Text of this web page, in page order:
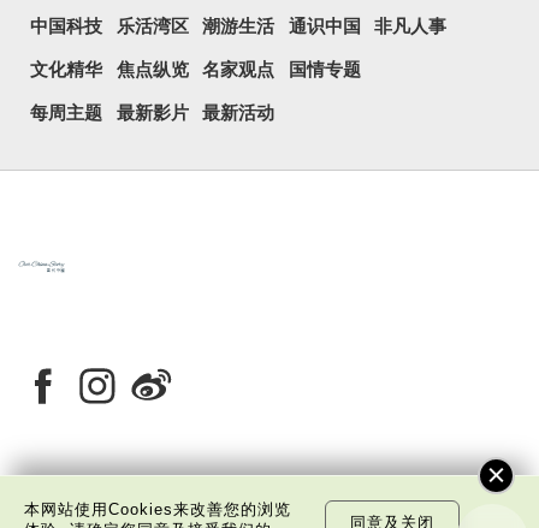
中国科技 乐活湾区 潮游生活 通识中国 非凡人事
文化精华 焦点纵览 名家观点 国情专题
每周主题 最新影片 最新活动
私隐政策声明 免责声明
本网站使用Cookies来改善您的浏览
同意及关闭